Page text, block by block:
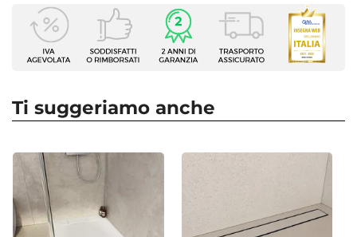
Caratteristiche
Serie
Flexy
Apertura
Dimensione
90 x 105 cm
Reversibile
Sì - (105 x 90 cm)
Ti suggeriamo anche